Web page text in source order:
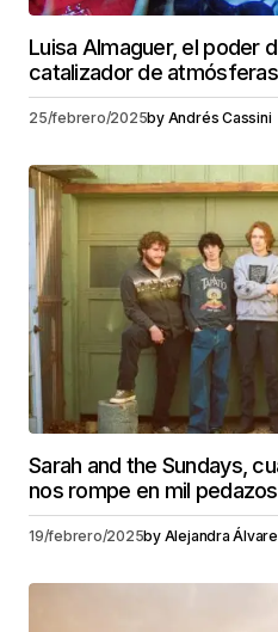
Luisa Almaguer, el poder
catalizador de atmósferas
25/febrero/2025by Andrés Cassini
Sarah and the Sundays,
nos rompe en mil pedazos
19/febrero/2025by Alejandra